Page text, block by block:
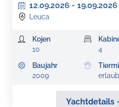
12.09.2026 - 19.09.2026
Leuca
Kojen
10
4
Baujahr
2009
Yachtdetails